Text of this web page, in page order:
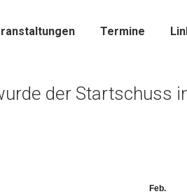
Termine
der Startschuss
Feb.